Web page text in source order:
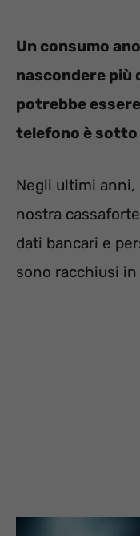
Un consumo
nascondere più
potrebbe
telefono è
Negli ultimi
nostra
dati bancari e
sono racchiusi